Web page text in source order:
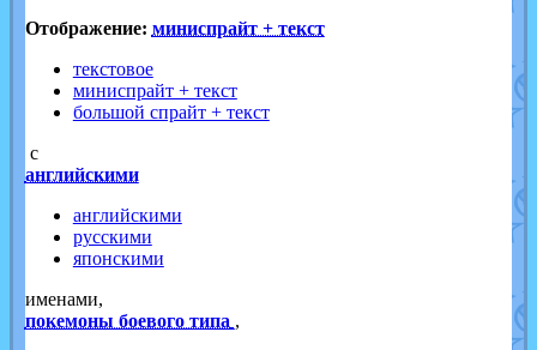
Отображение: миниспрайт + текст
текстовое
миниспрайт + текст
большой спрайт + текст
с
английскими
английскими
русскими
японскими
именами,
покемоны боевого типа ,